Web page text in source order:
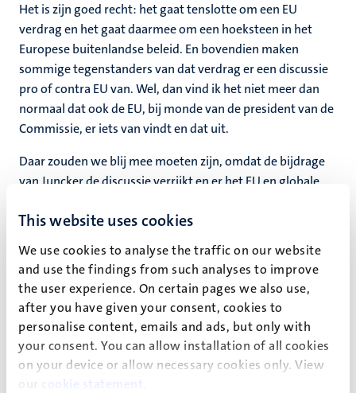
This website uses cookies
We use cookies to analyse the traffic on our website
and use the findings from such analyses to improve
the user experience. On certain pages we also use,
after you have given your consent, cookies to
personalise content, emails and ads, but only with
your consent. You can allow installation of all cookies
on your device or allow necessary cookies only. View
our
cookie statement
Het is zijn goed recht: het gaat tenslotte om een EU
verdrag en het gaat daarmee om een hoeksteen in het
Europese buitenlandse beleid. En bovendien maken
sommige tegenstanders van dat verdrag er een discussie
pro of contra EU van. Wel, dan vind ik het niet meer dan
normaal dat ook de EU, bij monde van de president van de
Commissie, er iets van vindt en dat uit.
Daar zouden we blij mee moeten zijn, omdat de bijdrage
van Juncker de discussie verrijkt en er het EU en globale
voorafgaand aan het referendum moeten we het mooi
En het perspectief van de EU lijkt mij zeer relevant. Waren
we daar geen lid van en zijn we er niet dit voorjaar even
voorzitter van? Wij hebben opvattingen over de EU, mag
dan de EU opvattingen over ons hebben?
Bij de verkiezing van de Tweede Kamervoorzitter
betoogde de ene na de andere spreker hoe belangrijk het